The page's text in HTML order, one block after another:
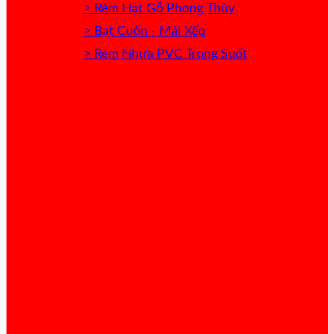
> Rèm Hạt Gỗ Phong Thủy
> Bạt Cuốn - Mái Xếp
> Rèm Nhựa PVC Trong Suốt